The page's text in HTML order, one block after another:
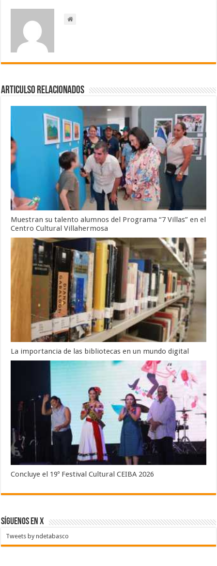
Articulso Relacionados
Muestran su talento alumnos del Programa “7 Villas” en el
Centro Cultural Villahermosa
La importancia de las bibliotecas en un mundo digital
Concluye el 19º Festival Cultural CEIBA 2026
SÍGUENOS EN X
Tweets by ndetabasco